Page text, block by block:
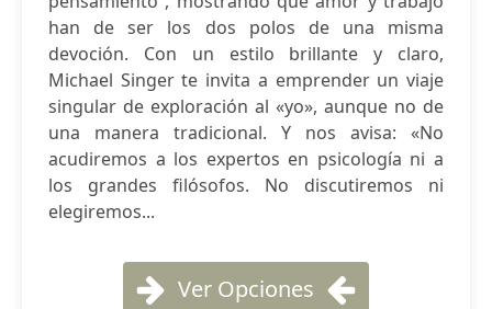
han de ser los dos polos de una misma
devoción. Con un estilo brillante y claro,
Michael Singer te invita a emprender un viaje
singular de exploración al «yo», aunque no de
una manera tradicional. Y nos avisa: «No
acudiremos a los expertos en psicología ni a
los grandes filósofos. No discutiremos ni
elegiremos...
Ver Opciones